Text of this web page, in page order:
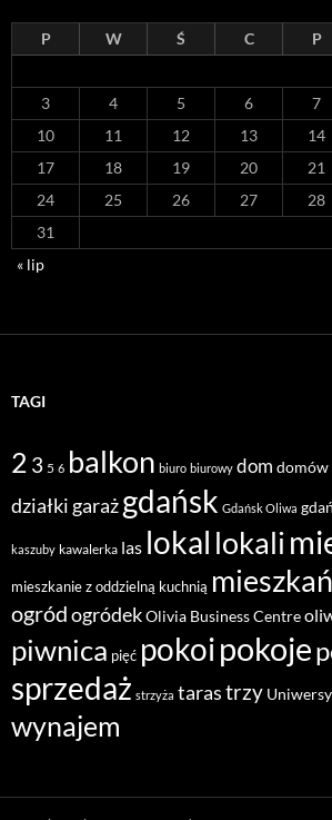
P W Ś C P
3
4 5 6 7
10
11 12 13 14
17
18 19 20 21
24
25 26 27 28
31
« lip
TAGI
2 3 5 6 balkon biuro biurowy dom domów
działki garażgdańsk Gdańsk Oliwa
kaszuby kawalerka las lokal lokali
mieszkanie z oddzielną kuchnią mieszkań
ogródogródekOlivia Business Centre
piwnica pięć pokoipokoje
sprzedaż strzyża tarastrzy
wynajem